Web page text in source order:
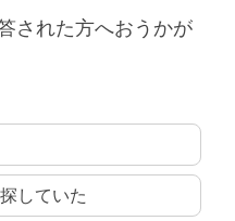
された方へおうかが
していた